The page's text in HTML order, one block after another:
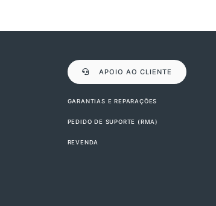
APOIO AO CLIENTE
GARANTIAS E REPARAÇÕES
PEDIDO DE SUPORTE (RMA)
REVENDA